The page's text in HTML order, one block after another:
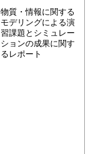
物質・情報に関する
モデリングによる演
習課題とシミュレー
ションの成果に関す
るレポート